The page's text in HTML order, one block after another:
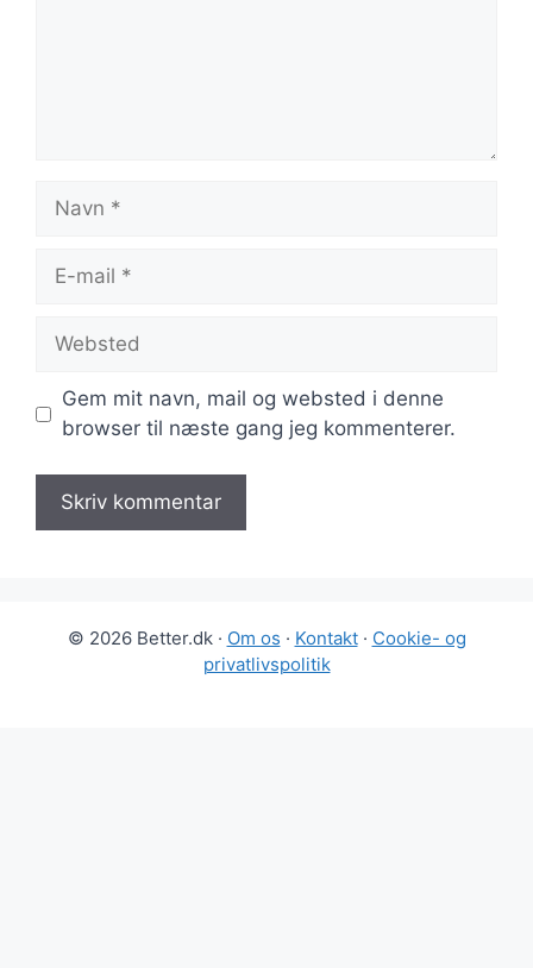
Navn
Websted
Gem mit navn, mail og websted i denne
browser til næste gang jeg kommenterer.
© 2026 Better.dk · Om os · Kontakt· Cookie- og
privatlivspolitik